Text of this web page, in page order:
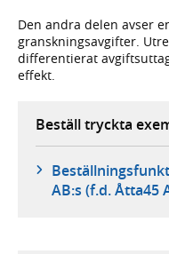
Den andra delen avser
granskningsavgifter.
differentierat
effekt.
Beställ tryckta
AB:s (f.d. Åtta45